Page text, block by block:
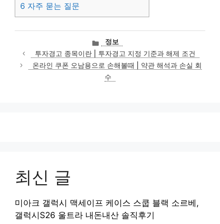
6 자주 묻는 질문
카
테
고
리
정보
투자경고 종목이란 | 투자경고 지정 기준과 해제 조건
온라인 쿠폰 오남용으로 손해볼때 | 약관 해석과 손실 회
수
최신 글
미아크 갤럭시 맥세이프 케이스 스쿱 블랙 소르베,
갤럭시S26 울트라 내돈내산 솔직후기